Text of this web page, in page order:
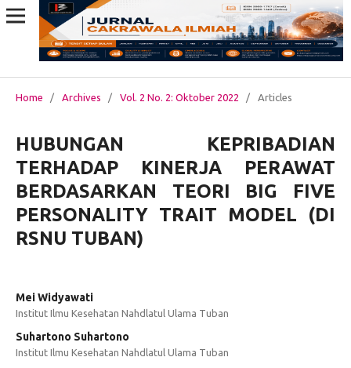
Home / Archives / Vol. 2 No. 2: Oktober 2022 / Articles
HUBUNGAN KEPRIBADIAN
TERHADAP KINERJA PERAWAT
BERDASARKAN TEORI BIG FIVE
PERSONALITY TRAIT MODEL (DI
RSNU TUBAN)
Mei Widyawati
Institut Ilmu Kesehatan Nahdlatul Ulama Tuban
Suhartono Suhartono
Institut Ilmu Kesehatan Nahdlatul Ulama Tuban